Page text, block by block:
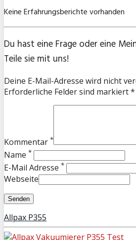
Keine Erfahrungsberichte vorhanden
Du hast eine Frage oder eine
Teile sie mit uns!
Deine E-Mail-Adresse wird nicht
Erforderliche Felder sind markiert *
Kommentar *
Name *
E-Mail Adresse *
Webseite
Allpax P355